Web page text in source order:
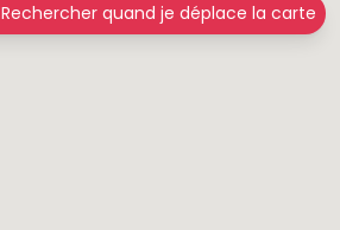
Rechercher quand je déplace la carte